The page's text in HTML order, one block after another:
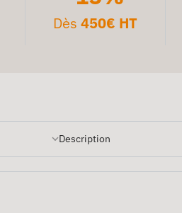
Dès 450€ HT
Description